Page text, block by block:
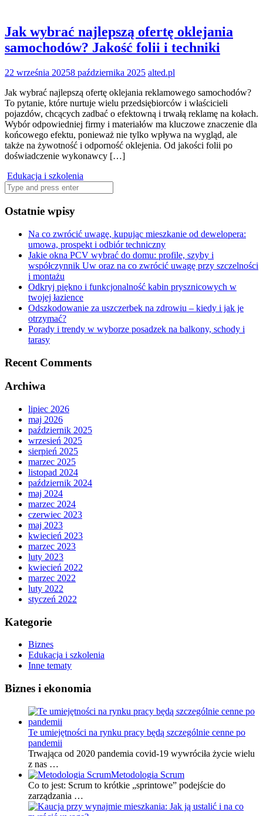
Jak wybrać najlepszą ofertę oklejania
samochodów? Jakość folii i techniki
22 września 20258 października 2025 alted.pl
Jak wybrać najlepszą ofertę oklejania reklamowego samochodów?
To pytanie, które nurtuje wielu przedsiębiorców i właścicieli
pojazdów, chcących zadbać o efektowną i trwałą reklamę na kołach.
Wybór odpowiedniej firmy i materiałów ma kluczowe znaczenie dla
końcowego efektu, ponieważ nie tylko wpływa na wygląd, ale
także na żywotność i odporność oklejenia. Od jakości folii po
doświadczenie wykonawcy […]
Edukacja i szkolenia
Search
for:
Ostatnie wpisy
Na co zwrócić uwagę, kupując mieszkanie od dewelopera:
umowa, prospekt i odbiór techniczny
Jakie okna PCV wybrać do domu: profile, szyby i
współczynnik Uw oraz na co zwrócić uwagę przy szczelności
i montażu
Odkryj piękno i funkcjonalność kabin prysznicowych w
twojej łazience
Odszkodowanie za uszczerbek na zdrowiu – kiedy i jak je
otrzymać?
Porady i trendy w wyborze posadzek na balkony, schody i
tarasy
Recent Comments
Archiwa
lipiec 2026
maj 2026
październik 2025
wrzesień 2025
sierpień 2025
marzec 2025
listopad 2024
październik 2024
maj 2024
marzec 2024
czerwiec 2023
maj 2023
kwiecień 2023
marzec 2023
luty 2023
kwiecień 2022
marzec 2022
luty 2022
styczeń 2022
Kategorie
Biznes
Edukacja i szkolenia
Inne tematy
Biznes i ekonomia
Te umiejętności na rynku pracy będą szczególnie cenne po
pandemii
Trwająca od 2020 pandemia covid-19 wywróciła życie wielu
z nas …
Metodologia Scrum
Co to jest: Scrum to krótkie „sprintowe” podejście do
zarządzania …